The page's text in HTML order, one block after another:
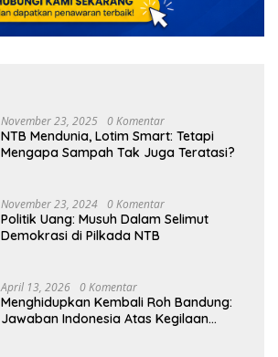
November 23, 2025 0 Komentar
NTB Mendunia, Lotim Smart: Tetapi
Mengapa Sampah Tak Juga Teratasi?
November 23, 2024 0 Komentar
Politik Uang: Musuh Dalam Selimut
Demokrasi di Pilkada NTB
April 13, 2026 0 Komentar
Menghidupkan Kembali Roh Bandung:
Jawaban Indonesia Atas Kegilaan